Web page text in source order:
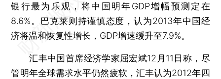
银行最为乐观，将中国明年GDP增幅预测定在
8.6%。巴克莱则持谨慎态度，认为2013年中国经
济将温和恢复性增长，GDP增速缓升至7.9%。
汇丰中国首席经济学家屈宏斌12月11日称，尽
管明年全球需求水平仍然疲软，汇丰认为2012年四